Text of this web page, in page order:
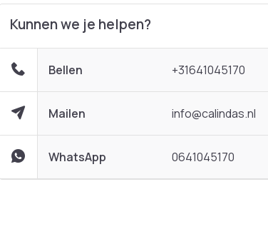
Kunnen we je helpen?
Bellen +31641045170
Mailen info@calindas.nl
WhatsApp 0641045170